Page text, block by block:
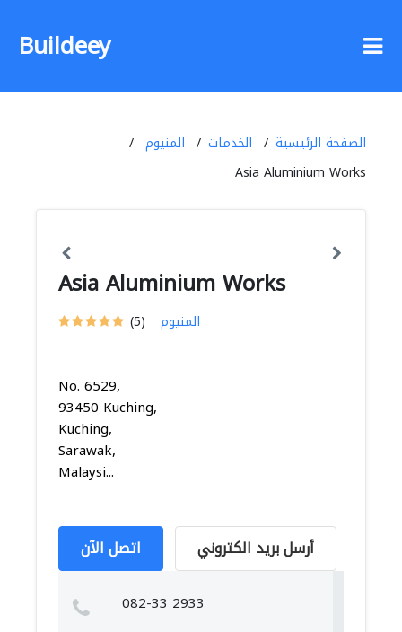
Buildeey
الصفحة الرئيسية الخدمات
المنيوم
Asia Aluminium Works
Asia Aluminium Works
(5) المنيوم
No. 6529,
93450 Kuching,
Kuching,
Sarawak,
Malaysi...
اتصل الآن أرسل بريد الكتروني
082-33 2933